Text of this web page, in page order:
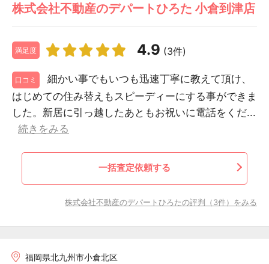
株式会社不動産のデパートひろた 小倉到津店
満足度 4.9 (3件)
口コミ
細かい事でもいつも迅速丁寧に教えて頂け、
はじめての住み替えもスピーディーにする事ができま
した。新居に引っ越したあともお祝いに電話をくだ...
続きをみる
一括査定依頼する
株式会社不動産のデパートひろたの評判（3件）をみる
福岡県北九州市小倉北区